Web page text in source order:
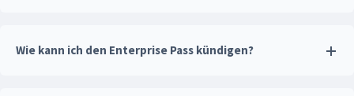
Wie kann ich den Enterprise Pass kündigen?